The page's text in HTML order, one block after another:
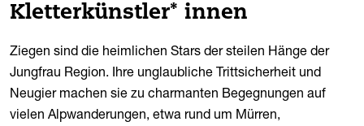
Kletterkünstler* innen
Ziegen sind die heimlichen Stars der steilen Hänge der
Jungfrau Region. Ihre unglaubliche Trittsicherheit und
Neugier machen sie zu charmanten Begegnungen auf
vielen Alpwanderungen, etwa rund um Mürren,